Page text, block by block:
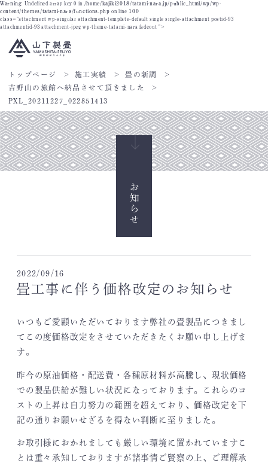
Warning: Undefined array key 0 in /home/kajiki2018/tatami-nara.jp/public_html/wp/wp-
content/themes/tatami-nara/functions.php on line 100
class="attachment wp-singular attachment-template-default single single-attachment postid-93
attachmentid-93 attachment-jpeg wp-theme-tatami-nara fadeout ">
トップページ 施工実績
畳の新調
吉野山の旅館へ納品させて頂きました
PXL_20211227_022851413
お知らせ
2022/09/16
畳工事に伴う価格改定のお知らせ
いつもご愛顧いただいております弊社の畳製品につきまし
てこの度価格改定をさせていただきたくお願い申し上げま
す。
昨今の原油価格・配送費・各種原材料が高騰し、現状価格
での製品供給が難しい状況になっております。これらのコ
ストの上昇は自力努力の範囲を超えており、価格改定を下
記の通りお願いせざるを得ない判断に至りました。
お取引様におかれましても厳しい環境に置かれていますこ
とは重々承知しておりますが諸事情ご賢察の上、ご理解承